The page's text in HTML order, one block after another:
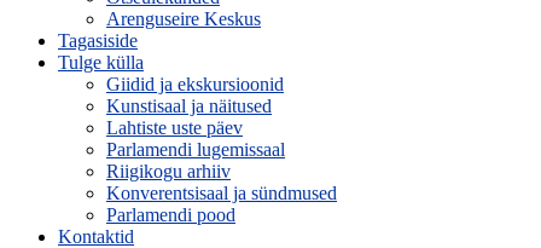
Arenguseire Keskus
Tagasiside
Tulge külla
Giidid ja ekskursioonid
Kunstisaal ja näitused
Lahtiste uste päev
Parlamendi lugemissaal
Riigikogu arhiiv
Konverentsisaal ja sündmused
Parlamendi pood
Kontaktid